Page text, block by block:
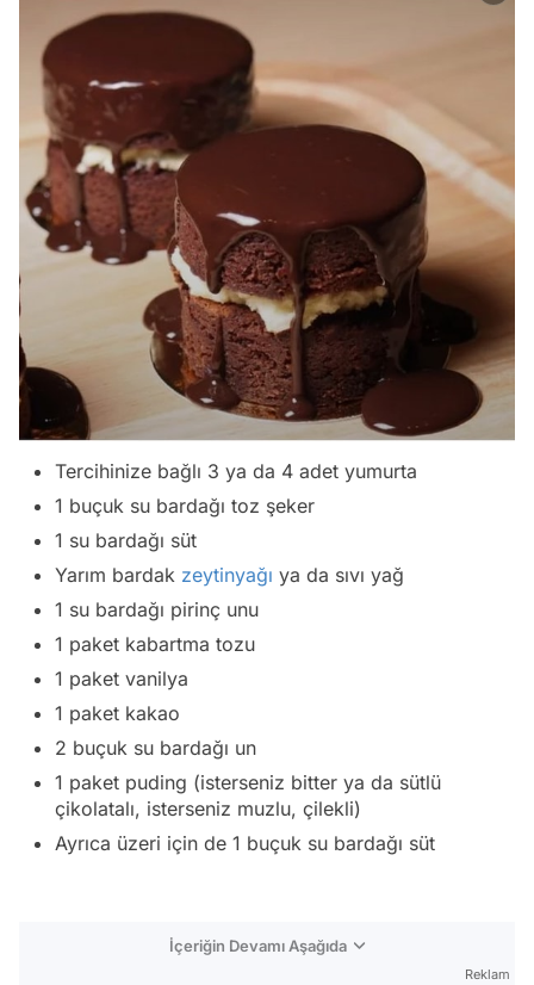
Tercihinize bağlı 3 ya da 4 adet yumurta
1 buçuk su bardağı toz şeker
1 su bardağı süt
Yarım bardak zeytinyağı ya da sıvı yağ
1 su bardağı pirinç unu
1 paket kabartma tozu
1 paket vanilya
1 paket kakao
2 buçuk su bardağı un
1 paket puding (isterseniz bitter ya da sütlü
çikolatalı, isterseniz muzlu, çilekli)
Ayrıca üzeri için de 1 buçuk su bardağı süt
İçeriğin Devamı Aşağıda
Reklam